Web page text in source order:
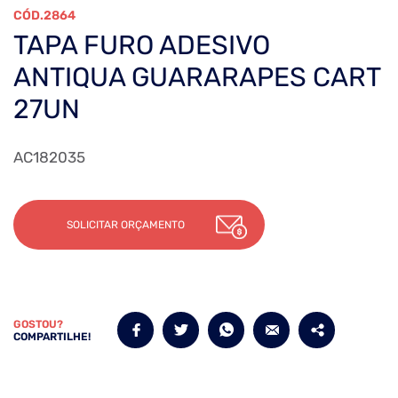
2864
TAPA FURO ADESIVO
ANTIQUA GUARARAPES CART
27UN
AC182035
SOLICITAR ORÇAMENTO
GOSTOU?
COMPARTILHE!